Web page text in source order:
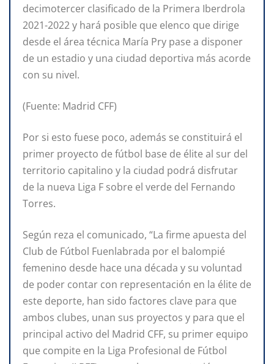
decimotercer clasificado de la Primera Iberdrola
2021-2022 y hará posible que elenco que dirige
desde el área técnica María Pry pase a disponer
de un estadio y una ciudad deportiva más acorde
con su nivel.
(Fuente: Madrid CFF)
Por si esto fuese poco, además se constituirá el
primer proyecto de fútbol base de élite al sur del
territorio capitalino y la ciudad podrá disfrutar
de la nueva Liga F sobre el verde del Fernando
Torres.
Según reza el comunicado, “La firme apuesta del
Club de Fútbol Fuenlabrada por el balompié
femenino desde hace una década y su voluntad
de poder contar con representación en la élite de
este deporte, han sido factores clave para que
ambos clubes, unan sus proyectos y para que el
principal activo del Madrid CFF, su primer equipo
que compite en la Liga Profesional de Fútbol